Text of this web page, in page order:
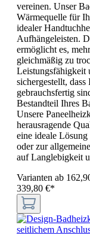
vereinen. Unser
Wärmequelle für
idealer
Aufhängeleisten.
ermöglicht es,
gleichmäßig zu
Leistungsfähigkeit
sichergestellt,
gebrauchsfertig
Bestandteil Ihres
Unsere
herausragende
eine ideale
oder zur
auf Langlebigkeit
Varianten ab
339,80 €*